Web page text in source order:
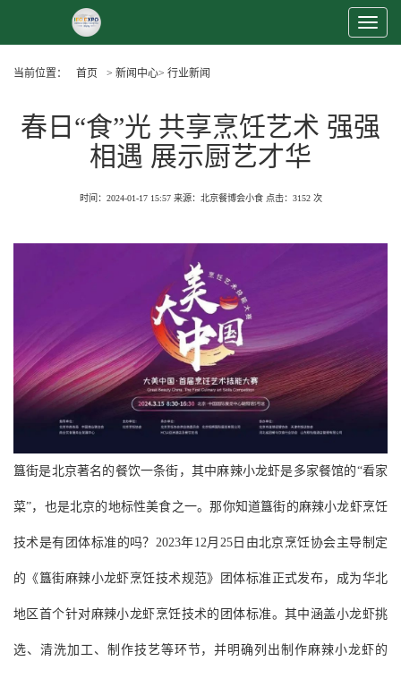
Toggle
当前位置： 首页 > 新闻中心> 行业新闻
春日“食”光 共享烹饪艺术 强强
相遇 展示厨艺才华
时间：2024-01-17 15:57 来源：北京餐博会小食 点击： 3152 次
簋街是北京著名的餐饮一条街，其中麻辣小龙虾是多家餐馆的“看家
菜”，也是北京的地标性美食之一。那你知道簋街的麻辣小龙虾烹饪
技术是有团体标准的吗？2023年12月25日由北京烹饪协会主导制定
的《簋街麻辣小龙虾烹饪技术规范》团体标准正式发布，成为华北
地区首个针对麻辣小龙虾烹饪技术的团体标准。其中涵盖小龙虾挑
选、清洗加工、制作技艺等环节，并明确列出制作麻辣小龙虾的